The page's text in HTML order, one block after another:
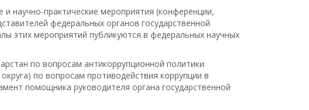
научно-практические мероприятия (конференции,
федеральных органов государственной
этих мероприятий публикуются в федеральных научных
по вопросам антикоррупционной политики
по вопросам противодействия коррупции в
помощника руководителя органа государственной